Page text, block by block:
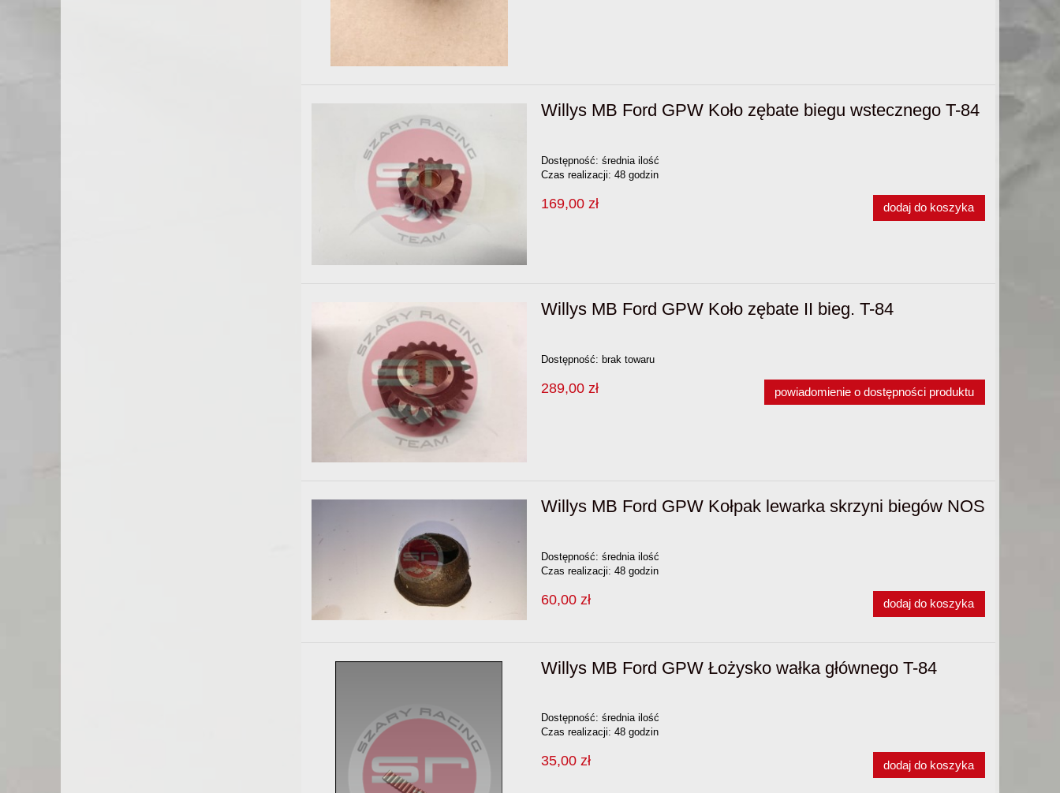
Willys MB Ford GPW Koło zębate biegu wstecznego T-84
Dostępność: średnia ilość
Czas realizacji: 48 godzin
169,00 zł dodaj do koszyka
Willys MB Ford GPW Koło zębate II bieg. T-84
Dostępność: brak towaru
289,00 zł powiadomienie o dostępności produktu
Willys MB Ford GPW Kołpak lewarka skrzyni biegów NOS
Dostępność: średnia ilość
Czas realizacji: 48 godzin
60,00 zł dodaj do koszyka
Willys MB Ford GPW Łożysko wałka głównego T-84
Dostępność: średnia ilość
Czas realizacji: 48 godzin
35,00 zł dodaj do koszyka